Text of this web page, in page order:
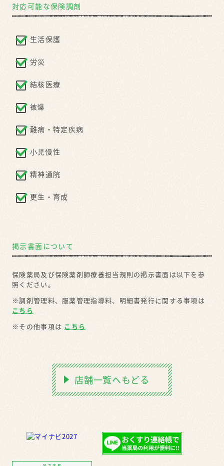
対応可能な保険調剤
掲示書面について
保険薬局及び保険薬剤師療養担当規則の掲示書面は以下を参
照ください。
※調剤管理料、服薬管理指導料、明細書発行に関する事項は
こちら
※その他事項は こちら
店舗一覧へもどる